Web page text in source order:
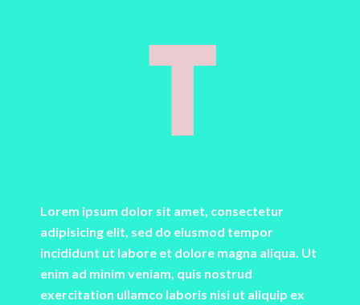
T
Lorem ipsum dolor sit amet, consectetur
adipisicing elit, sed do eiusmod tempor
incididunt ut labore et dolore magna aliqua. Ut
enim ad minim veniam, quis nostrud
exercitation ullamco laboris nisi ut aliquip ex